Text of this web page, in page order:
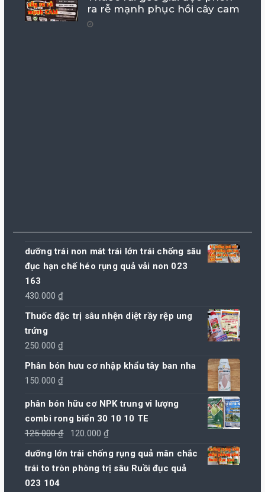
ra rễ mạnh phục hồi cây cam
dưỡng trái non mát trái lớn trái chống sâu
đục hạn chế héo rụng quả vải non 023
163
430.000₫
Thuốc đặc trị sâu nhện diệt rầy rệp ung
trứng
250.000₫
Phân bón hưu cơ nhập khẩu tây ban nha
150.000₫
phân bón hữu cơ NPK trung vi lượng
combi rong biển 30 10 10 TE
125.000₫
Giá
gốc
120.000₫
tại
dưỡng lớn trái chống rụng quả mân chắc
trái to tròn phòng trị sâu Ruồi đục quả
023 104